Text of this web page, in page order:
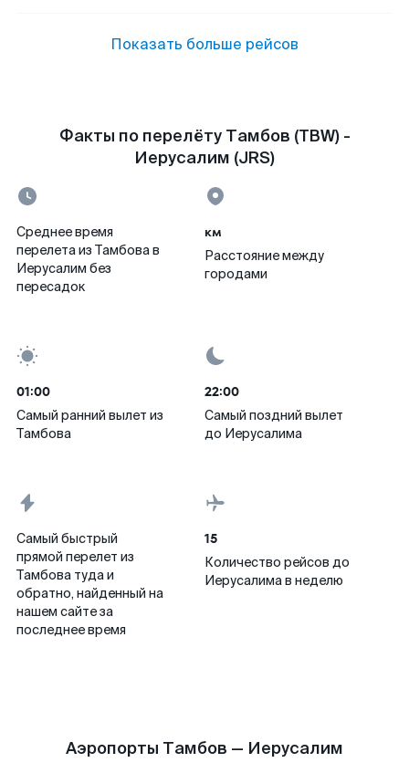
Показать больше рейсов
Факты по перелёту Тамбов (TBW) -
Иерусалим (JRS)
Среднее время
перелета из Тамбова в
Иерусалим без
пересадок
км
Расстояние между
городами
01:00
Самый ранний вылет из
Тамбова
22:00
Самый поздний вылет
до Иерусалима
Самый быстрый
прямой перелет из
Тамбова туда и
обратно, найденный на
нашем сайте за
последнее время
15
Количество рейсов до
Иерусалима в неделю
Аэропорты Тамбов — Иерусалим